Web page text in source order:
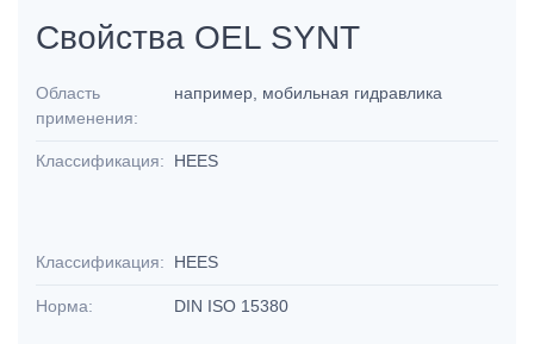
Свойства OEL SYNT
Область
применения:
например, мобильная гидравлика
Классификация: HEES
Классификация: HEES
Норма: DIN ISO 15380